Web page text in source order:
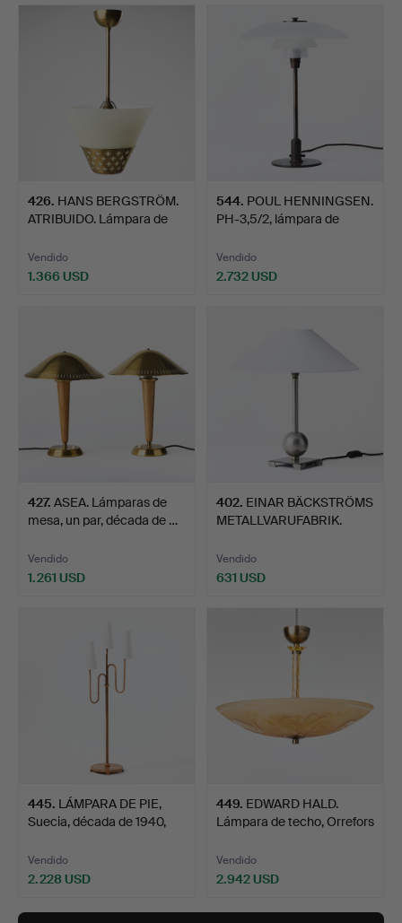
426. HANS BERGSTRÖM.
ATRIBUIDO. Lámpara de
Vendido
1.366 USD
544. POUL HENNINGSEN.
PH-3,5/2, lámpara de
Vendido
2.732 USD
427. ASEA. Lámparas de
mesa, un par, década de …
Vendido
1.261 USD
402. EINAR BÄCKSTRÖMS
METALLVARUFABRIK.
Vendido
631 USD
445. LÁMPARA DE PIE,
Suecia, década de 1940,
Vendido
2.228 USD
449. EDWARD HALD.
Lámpara de techo, Orrefors
Vendido
2.942 USD